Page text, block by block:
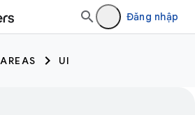
Đăng nhập
UI